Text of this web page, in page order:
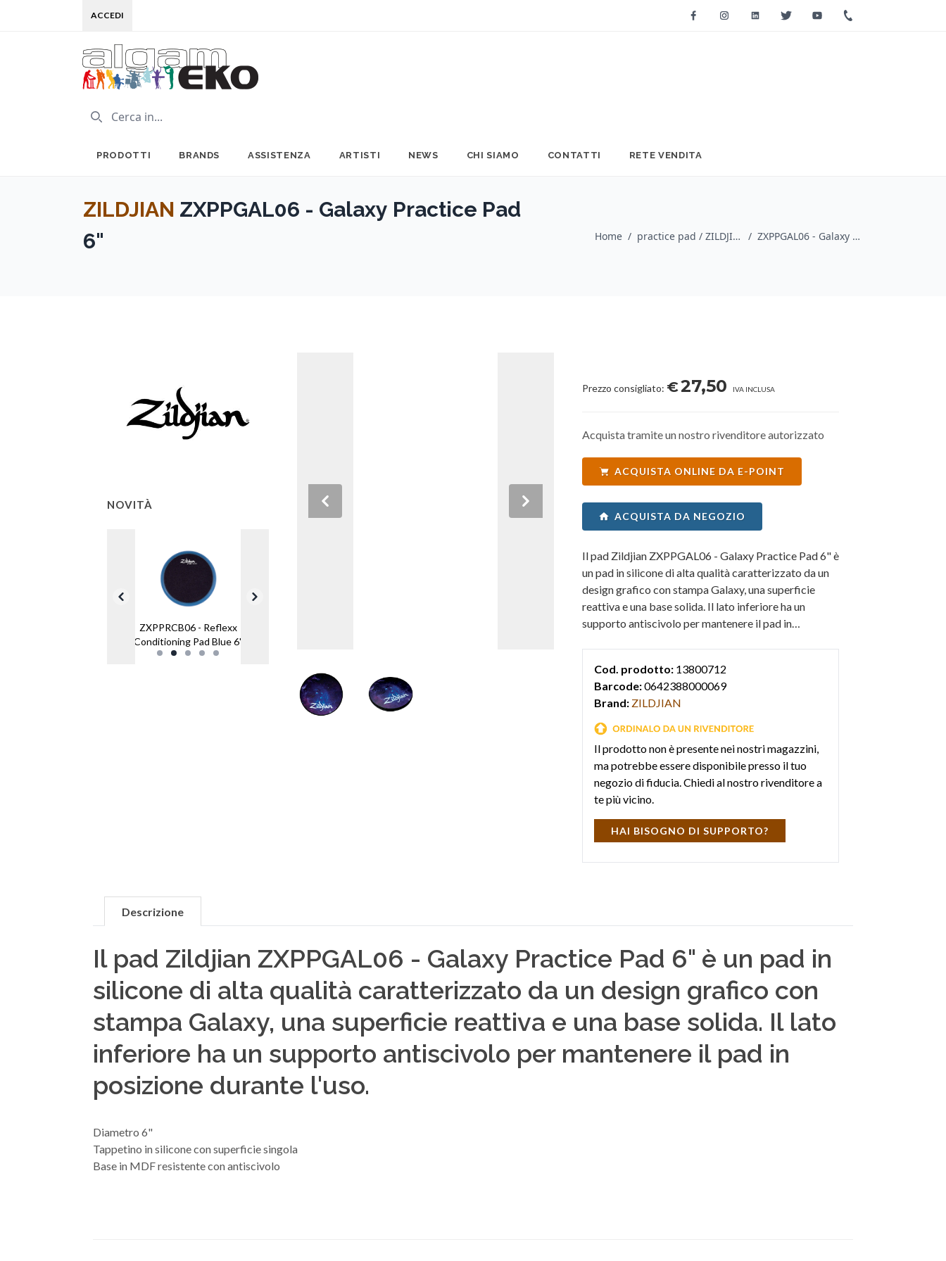
ACCEDI FacebookInstagramLinkedinTwitter Youtube
PRODOTTI BRANDS ASSISTENZA ARTISTI NEWS CHI SIAMO CONTATTI RETE VENDITA
ZILDJIAN ZXPPGAL06 - Galaxy Practice Pad
6"
Home / practice pad / ZILDJIAN / ZXPPGAL06 - Galaxy Practice Pad 6"
NOVITÀ
ZXPPRCB06 - Reflexx
Conditioning Pad Blue 6"
Previous Next
Prezzo consigliato: €27,50 IVA INCLUSA
Acquista tramite un nostro rivenditore autorizzato
ACQUISTA ONLINE DA E-POINT
ACQUISTA DA NEGOZIO
Il pad Zildjian ZXPPGAL06 - Galaxy Practice Pad 6" è
un pad in silicone di alta qualità caratterizzato da un
design grafico con stampa Galaxy, una superficie
reattiva e una base solida. Il lato inferiore ha un
supporto antiscivolo per mantenere il pad in
Cod. prodotto: 13800712
Barcode:0642388000069
Brand: ZILDJIAN
Il prodotto non è presente nei nostri magazzini,
ma potrebbe essere disponibile presso il tuo
negozio di fiducia. Chiedi al nostro rivenditore a
te più vicino.
HAI BISOGNO DI SUPPORTO?
Descrizione
Il pad Zildjian ZXPPGAL06 - Galaxy Practice Pad 6" è un pad in
silicone di alta qualità caratterizzato da un design grafico con
stampa Galaxy, una superficie reattiva e una base solida. Il lato
inferiore ha un supporto antiscivolo per mantenere il pad in
posizione durante l'uso.
Diametro 6"
Tappetino in silicone con superficie singola
Base in MDF resistente con antiscivolo